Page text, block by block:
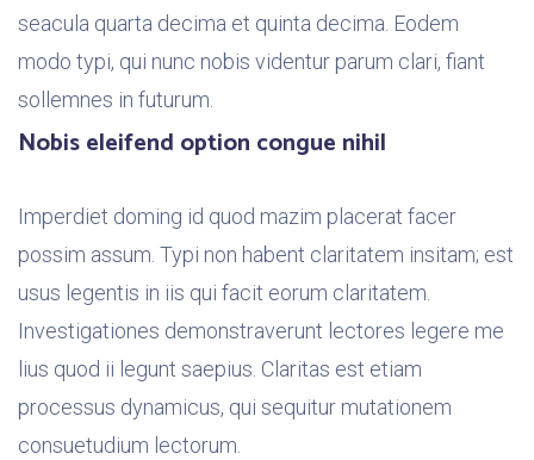
seacula quarta decima et quinta decima. Eodem
modo typi, qui nunc nobis videntur parum clari, fiant
sollemnes in futurum.
Nobis eleifend option congue nihil
Imperdiet doming id quod mazim placerat facer
possim assum. Typi non habent claritatem insitam; est
usus legentis in iis qui facit eorum claritatem.
Investigationes demonstraverunt lectores legere me
lius quod ii legunt saepius. Claritas est etiam
processus dynamicus, qui sequitur mutationem
consuetudium lectorum.